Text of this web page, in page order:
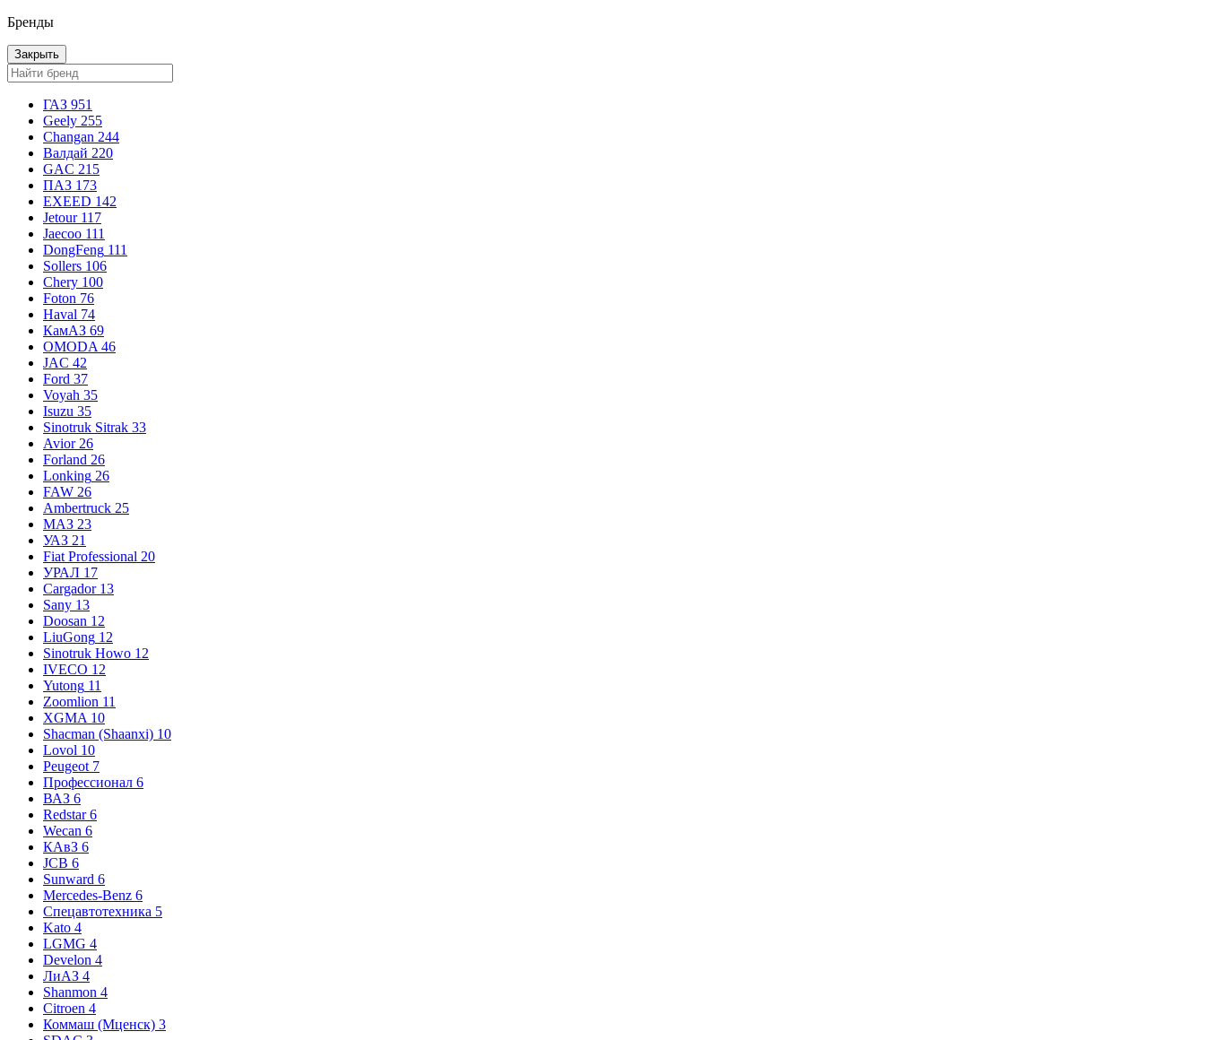
Бренды
Закрыть
ГАЗ 951
Geely 255
Changan 244
Валдай 220
GAC 215
ПАЗ 173
EXEED 142
Jetour 117
Jaecoo 111
DongFeng 111
Sollers 106
Chery 100
Foton 76
Haval 74
КамАЗ 69
OMODA 46
JAC 42
Ford 37
Voyah 35
Isuzu 35
Sinotruk Sitrak 33
Avior 26
Forland 26
Lonking 26
FAW 26
Ambertruck 25
МАЗ 23
УАЗ 21
Fiat Professional 20
УРАЛ 17
Cargador 13
Sany 13
Doosan 12
LiuGong 12
Sinotruk Howo 12
IVECO 12
Yutong 11
Zoomlion 11
XGMA 10
Shacman (Shaanxi) 10
Lovol 10
Peugeot 7
Профессионал 6
ВАЗ 6
Redstar 6
Wecan 6
КАвЗ 6
JCB 6
Sunward 6
Mercedes-Benz 6
Спецавтотехника 5
Kato 4
LGMG 4
Develon 4
ЛиАЗ 4
Shanmon 4
Citroen 4
Коммаш (Мценск) 3